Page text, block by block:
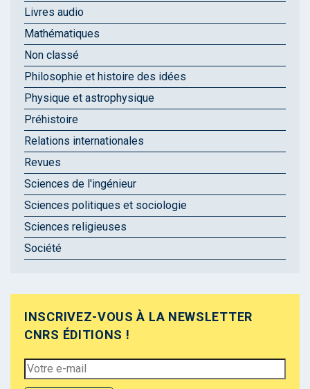
Livres audio
Mathématiques
Non classé
Philosophie et histoire des idées
Physique et astrophysique
Préhistoire
Relations internationales
Revues
Sciences de l'ingénieur
Sciences politiques et sociologie
Sciences religieuses
Société
INSCRIVEZ-VOUS À LA NEWSLETTER
CNRS ÉDITIONS !